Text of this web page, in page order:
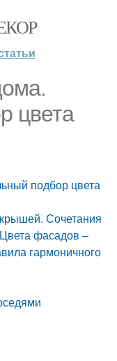
цвета
подбор цвета
Сочетания
фасадов –
гармоничного